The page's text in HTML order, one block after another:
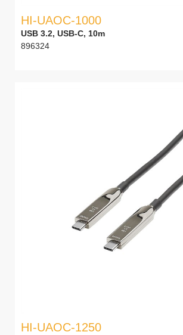
HI-UAOC-1000
USB 3.2, USB-C, 10m
896324
HI-UAOC-1250